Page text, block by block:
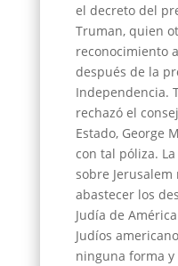
el decreto del
Truman, quien
reconocimiento
después de la
Independencia.
rechazó el
Estado, George
con tal póliza.
sobre
abastecer los
Judía de
Judíos
ninguna forma